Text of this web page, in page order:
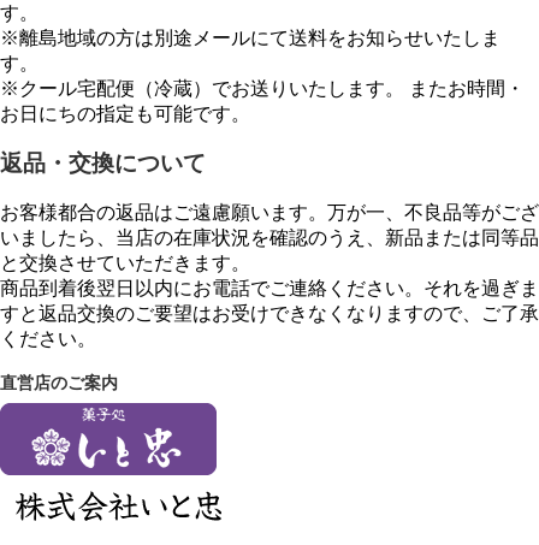
す。
※離島地域の方は別途メールにて送料をお知らせいたしま
す。
※クール宅配便（冷蔵）でお送りいたします。 またお時間・
お日にちの指定も可能です。
返品・交換について
お客様都合の返品はご遠慮願います。万が一、不良品等がござ
いましたら、当店の在庫状況を確認のうえ、新品または同等品
と交換させていただきます。
商品到着後翌日以内にお電話でご連絡ください。それを過ぎま
すと返品交換のご要望はお受けできなくなりますので、ご了承
ください。
直営店のご案内